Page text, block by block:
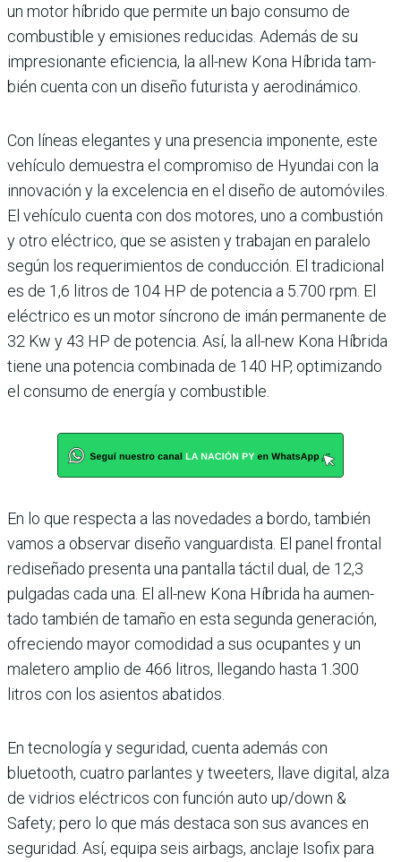
un motor híbrido que permite un bajo con­sumo de
combustible y emi­siones reducidas. Además de su
impresionante eficiencia, la all-new Kona Híbrida tam­
bién cuenta con un diseño futurista y aerodinámico.
Con líneas elegantes y una presen­cia imponente, este
vehículo demuestra el compromiso de Hyundai con la
innovación y la excelencia en el diseño de automóviles.
El vehículo cuenta con dos motores, uno a combustión
y otro eléctrico, que se asisten y trabajan en paralelo
según los requerimientos de conducción. El tradicional
es de 1,6 litros de 104 HP de potencia a 5.700 rpm. El
eléctrico es un motor sín­crono de imán permanente de
32 Kw y 43 HP de potencia. Así, la all-new Kona Híbrida
tiene una potencia combinada de 140 HP, optimizando
el consumo de energía y combustible.
En lo que respecta a las novedades a bordo, también
vamos a observar diseño vanguardista. El panel fron­tal
rediseñado presenta una pantalla táctil dual, de 12,3
pulgadas cada una. El all-new Kona Híbrida ha aumen­
tado también de tamaño en esta segunda generación,
ofreciendo mayor como­didad a sus ocupantes y un
maletero amplio de 466 litros, llegando hasta 1.300
litros con los asientos aba­tidos.
En tecnología y segu­ridad, cuenta además con
bluetooth, cuatro parlan­tes y tweeters, llave digital, alza
de vidrios eléctricos con función auto up/down &
Safety; pero lo que más destaca son sus avances en
seguridad. Así, equipa seis airbags, anclaje Isofix para